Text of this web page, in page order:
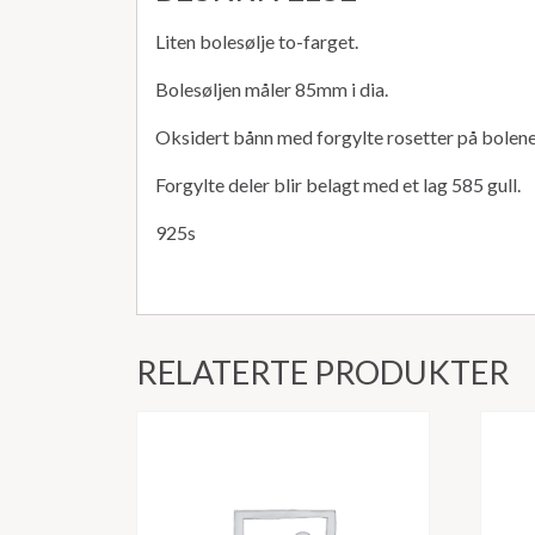
Liten bolesølje to-farget.
Bolesøljen måler 85mm i dia.
Oksidert bånn med forgylte rosetter på
Forgylte deler blir belagt med et lag 585 gull.
925s
RELATERTE PRODUKTER